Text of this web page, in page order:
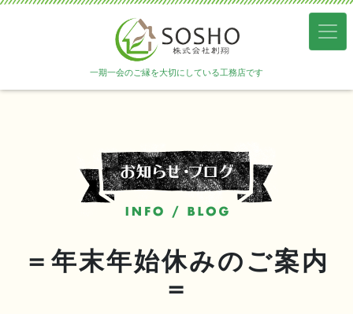
一期一会のご縁を大切にしている工務店です
＝年末年始休みのご案内
＝